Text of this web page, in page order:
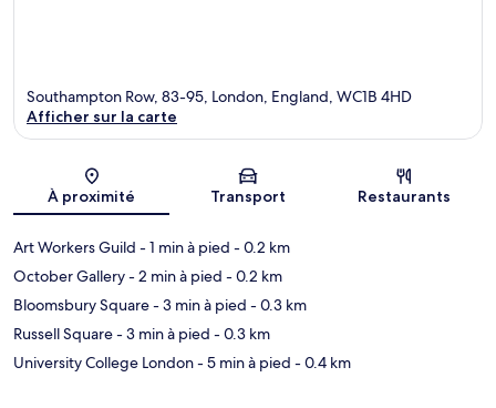
Carte
Southampton Row, 83-95, London, England, WC1B 4HD
Afficher sur la carte
À proximité Transport Restaurants
Art Workers Guild - 1 min à pied - 0.2 km
October Gallery- 2 min à pied - 0.2 km
Bloomsbury Square- 3 min à pied - 0.3 km
Russell Square- 3 min à pied - 0.3 km
University College London- 5 min à pied - 0.4 km